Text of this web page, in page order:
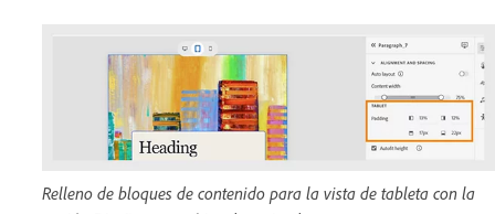
Relleno de bloques de contenido para la vista de tableta con la